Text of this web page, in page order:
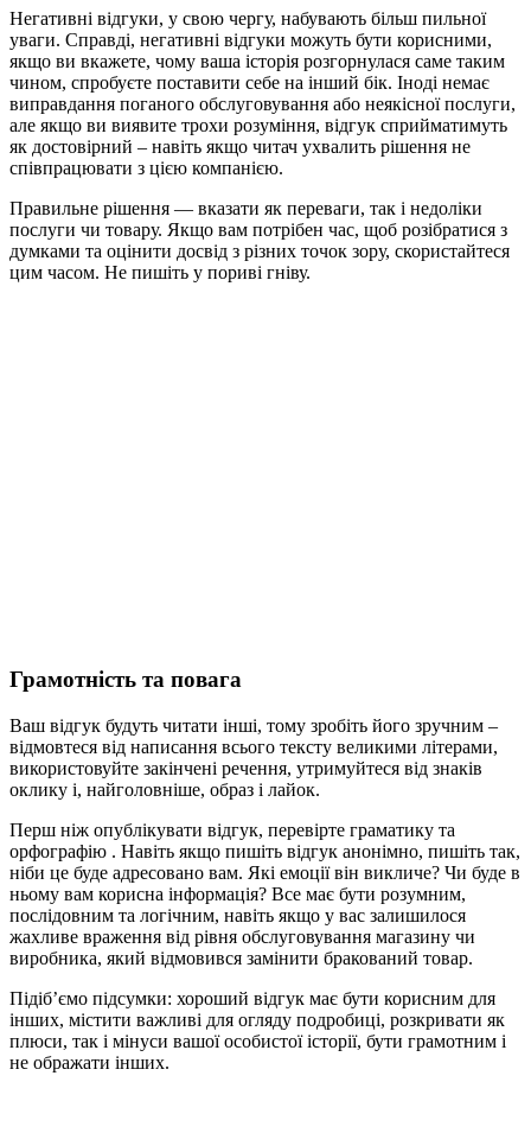
Негативні відгуки, у свою чергу, набувають більш пильної
уваги. Справді, негативні відгуки можуть бути корисними,
якщо ви вкажете, чому ваша історія розгорнулася саме таким
чином, спробуєте поставити себе на інший бік. Іноді немає
виправдання поганого обслуговування або неякісної послуги,
але якщо ви виявите трохи розуміння, відгук сприйматимуть
як достовірний – навіть якщо читач ухвалить рішення не
співпрацювати з цією компанією.
Правильне рішення — вказати як переваги, так і недоліки
послуги чи товару. Якщо вам потрібен час, щоб розібратися з
думками та оцінити досвід з різних точок зору, скористайтеся
цим часом. Не пишіть у пориві гніву.
Грамотність та повага
Ваш відгук будуть читати інші, тому зробіть його зручним –
відмовтеся від написання всього тексту великими літерами,
використовуйте закінчені речення, утримуйтеся від знаків
оклику і, найголовніше, образ і лайок.
Перш ніж опублікувати відгук, перевірте граматику та
орфографію . Навіть якщо пишіть відгук анонімно, пишіть так,
ніби це буде адресовано вам. Які емоції він викличе? Чи буде в
ньому вам корисна інформація? Все має бути розумним,
послідовним та логічним, навіть якщо у вас залишилося
жахливе враження від рівня обслуговування магазину чи
виробника, який відмовився замінити бракований товар.
Підіб’ємо підсумки: хороший відгук має бути корисним для
інших, містити важливі для огляду подробиці, розкривати як
плюси, так і мінуси вашої особистої історії, бути грамотним і
не ображати інших.